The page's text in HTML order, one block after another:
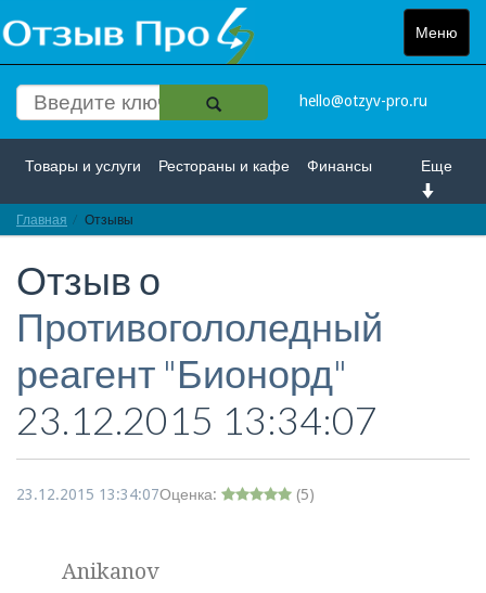
Меню
Toggle
hello@otzyv-pro.ru
Еще
Товары и услуги Рестораны и кафе Финансы
Красота и здоровье
Интернет Путешествие и отдых
Недвижимость Работа Гос. учреждения
Личности Логистика Страхование
Главная Отзывы
Отзыв о
Противогололедный
реагент "Бионорд"
23.12.2015 13:34:07
23.12.2015 13:34:07Оценка: (5)
Anikanov